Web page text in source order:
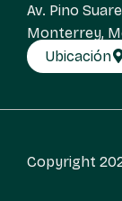
Av. Pino
Monterrey,
Ubicación
Copyright